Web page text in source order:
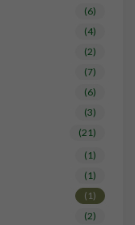
(6)
(4)
(2)
(7)
(6)
(3)
(21)
(1)
(1)
(1)
(2)